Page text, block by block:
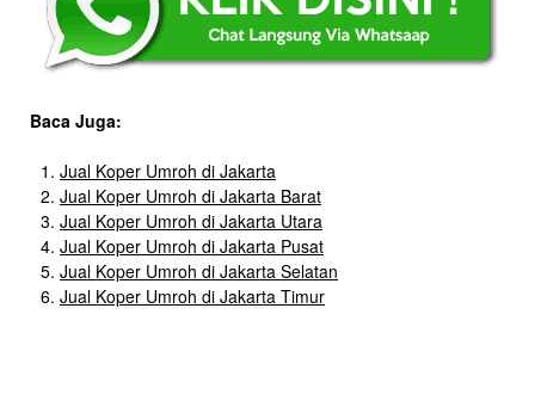
Baca Juga:
Jual Koper Umroh di Jakarta
Jual Koper Umroh di Jakarta Barat
Jual Koper Umroh di Jakarta Utara
Jual Koper Umroh di Jakarta Pusat
Jual Koper Umroh di Jakarta Selatan
Jual Koper Umroh di Jakarta Timur